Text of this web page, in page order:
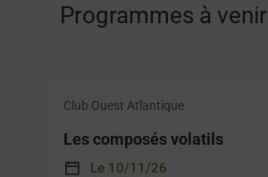
Programmes à venir
Club Ouest Atlantique
Les composés volatils
Le 10/11/26